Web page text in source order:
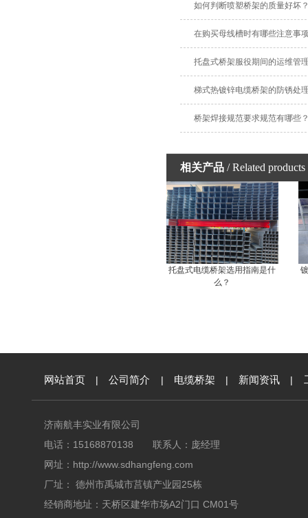
如何判断喷塑桥架的质量好坏
在购买母线槽时有哪些注意事
托盘式桥架服役期间的运维管
梯式热镀锌电缆桥架的防锈处
桥架焊接规范要求规范有哪些
相关产品 / Related products
托盘式电缆桥架选用指南是什
么？
网站首页 | 公司简介 | 电缆桥架 | 新闻资讯 |
济南航丰实业有限公司
电话：15168870138 联系人：庞经理
网址： http://www.sdhangfeng.com
厂址： 德州市禹城市莒镇产业园25栋
经销商地址：天桥区建华市场A2门口 CM01号